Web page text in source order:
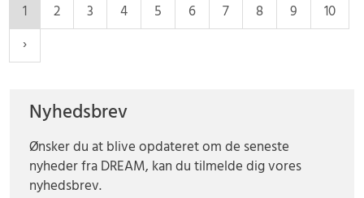
1 2 3 4 5 6 7 8 9 10
Nyhedsbrev
Ønsker du at blive opdateret om de seneste
nyheder fra DREAM, kan du tilmelde dig vores
nyhedsbrev.